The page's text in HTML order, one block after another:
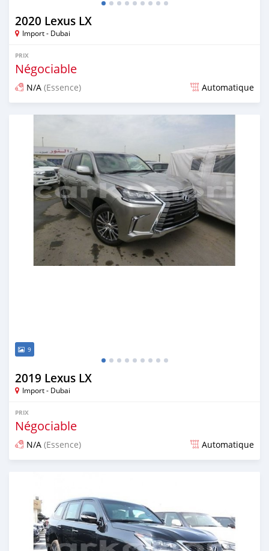
2020 Lexus LX
Import - Dubai
PRIX
Négociable
N/A (Essence) Automatique
Publié il y a plus de 6 ans
9
2019 Lexus LX
Import - Dubai
PRIX
Négociable
N/A (Essence) Automatique